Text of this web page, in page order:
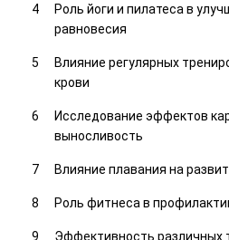
Роль йоги и пилатеса в
равновесия
Влияние регулярных
крови
Исследование эффектов
выносливость
Влияние плавания на
Роль фитнеса в
Эффективность различных